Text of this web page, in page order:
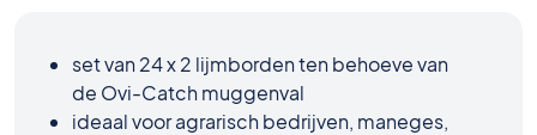
set van 24 x 2 lijmborden ten behoeve van
de Ovi-Catch muggenval
ideaal voor agrarisch bedrijven, maneges,